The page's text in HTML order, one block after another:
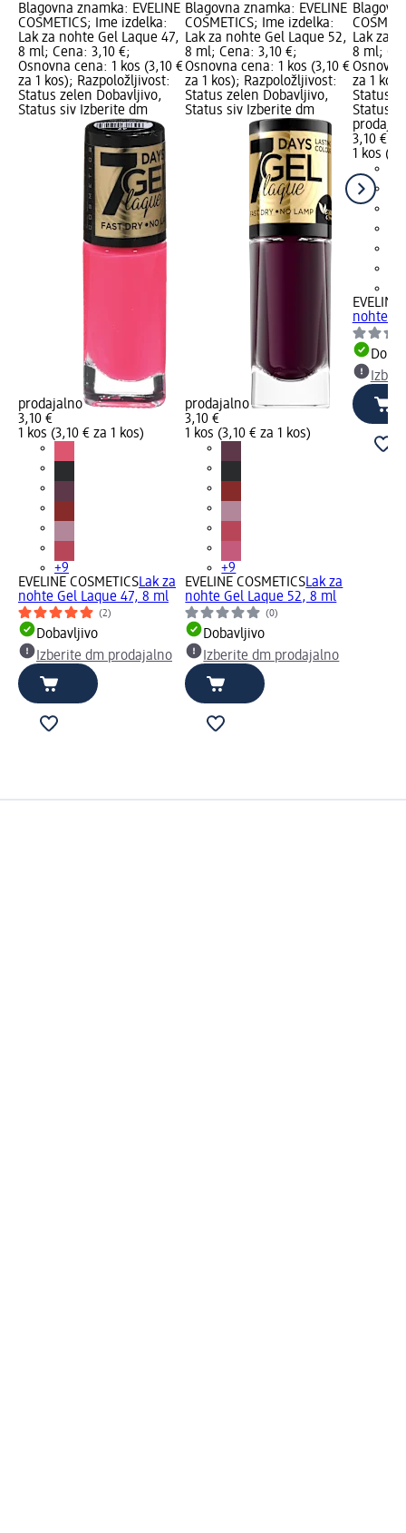
Blagovna znamka: EVELINE
COSMETICS; Ime izdelka:
Lak za nohte Gel Laque 47,
8 ml; Cena: 3,10 €;
Osnovna cena: 1 kos (3,10 €
za 1 kos); Razpoložljivost:
Status zelen Dobavljivo,
Status siv Izberite dm
prodajalno
3,10 €
1 kos (3,10 € za 1 kos)
+9
EVELINE COSMETICSLak za
nohte Gel Laque 47, 8 ml
(2)
Dobavljivo
Izberite dm prodajalno
Blagovna znamka: EVELINE
COSMETICS; Ime izdelka:
Lak za nohte Gel Laque 52,
8 ml; Cena: 3,10 €;
Osnovna cena: 1 kos (3,10 €
za 1 kos); Razpoložljivost:
Status zelen Dobavljivo,
Status siv Izberite dm
prodajalno
3,10 €
1 kos (3,10 € za 1 kos)
+9
EVELINE COSMETICSLak za
nohte Gel Laque 52, 8 ml
(0)
Dobavljivo
Izberite dm prodajalno
Lak za
8 ml;
za 1
Status
Status
3,10 €
1 kos
EVELINE
nohte